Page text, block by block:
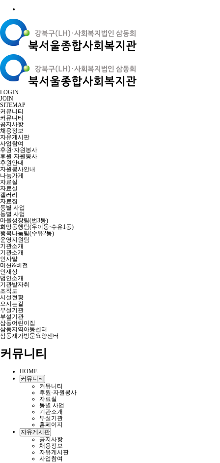
LOGIN
JOIN
SITEMAP
커뮤니티
커뮤니티
공지사항
채용정보
자유게시판
사업참여
후원·자원봉사
후원·자원봉사
후원안내
자원봉사안내
나눔가게
자료실
자료실
갤러리
자료집
동별 사업
동별 사업
마을성장팀(번3동)
희망동행팀(우이동·수유1동)
행복나눔팀(수유2동)
운영지원팀
기관소개
기관소개
인사말
미션&비전
인재상
법인소개
기관발자취
조직도
시설현황
오시는길
부설기관
부설기관
삼동어린이집
삼동지역아동센터
삼동재가방문요양센터
커뮤니티
HOME
커뮤니티
커뮤니티
후원·자원봉사
자료실
동별 사업
기관소개
부설기관
홈페이지
자유게시판
공지사항
채용정보
자유게시판
사업참여